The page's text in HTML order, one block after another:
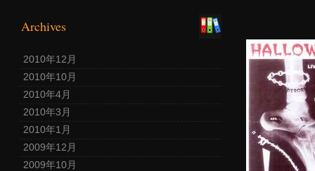
Archives
2010年12月
2010年10月
2010年4月
2010年3月
2010年1月
2009年12月
2009年10月